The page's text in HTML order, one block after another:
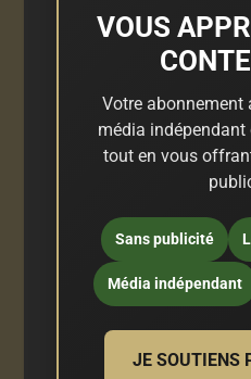
VOUS
Votre abonnement
média indépendant
tout en vous
Sans publicité
Média indépendant
JE SOUTIENS